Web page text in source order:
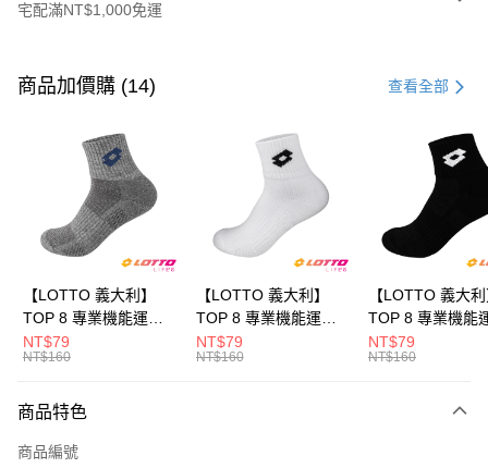
宅配滿NT$1,000免運
信用卡一次付款
Apple Pay
悠遊付
ATM付款
付款後全家取貨
每筆NT$80，滿NT$1,500(含以上)免運費
商品加價購 (14) 查看全部
【LOTTO 義大利】
TOP 8 專業機能運動
襪-加大款(灰藍-
LT9CMW8308)
NT$79
NT$160
【LOTTO 義大利】
TOP 8 專業機能運動
襪-加大款(白/黑-
LT9CMW8309)
NT$79
NT$160
【LOTTO 義大
TOP 8 專業機能
襪-加大款(黑/白-
LT9CMW8300)
NT$79
NT$160
商品特色
商品編號